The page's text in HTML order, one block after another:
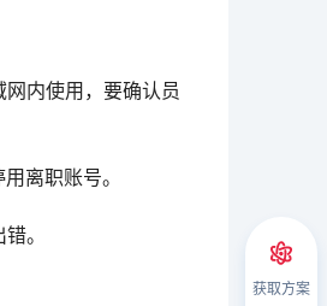
内使用，要确认员
离职账号。
。
获取方案